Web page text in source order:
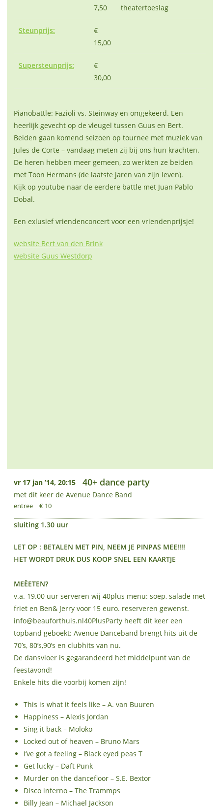
7,50 theatertoeslag
Steunprijs:
€
15,00
Supersteunprijs:
€
30,00
Pianobattle: Fazioli vs. Steinway en omgekeerd. Een
heerlijk gevecht op de vleugel tussen Guus en Bert.
Beiden gaan komend seizoen op tournee met muziek van
Jules de Corte – vandaag meten zij bij ons hun krachten.
De heren hebben meer gemeen, zo werkten ze beiden
met Toon Hermans (de laatste jaren van zijn leven).
Kijk op youtube naar de eerdere battle met Juan Pablo
Dobal.
Een exlusief vriendenconcert voor een vriendenprijsje!
website Bert van den Brink
website Guus Westdorp
vr 17 jan ’14, 20:15 40+ dance party
met dit keer de Avenue Dance Band
entree € 10
sluiting 1.30 uur
LET OP : BETALEN MET PIN, NEEM JE PINPAS MEE!!!!
HET WORDT DRUK DUS KOOP SNEL EEN KAARTJE
MEËETEN?
v.a. 19.00 uur serveren wij 40plus menu: soep, salade met
friet en Ben& Jerry voor 15 euro. reserveren gewenst.
info@beauforthuis.nl40PlusParty heeft dit keer een
topband geboekt: Avenue Danceband brengt hits uit de
70’s, 80’s,90’s en clubhits van nu.
De dansvloer is gegarandeerd het middelpunt van de
feestavond!
Enkele hits die voorbij komen zijn!
This is what it feels like – A. van Buuren
Happiness – Alexis Jordan
Sing it back – Moloko
Locked out of heaven – Bruno Mars
I’ve got a feeling – Black eyed peas T
Get lucky – Daft Punk
Murder on the dancefloor – S.E. Bextor
Disco inferno – The Trammps
Billy Jean – Michael Jackson